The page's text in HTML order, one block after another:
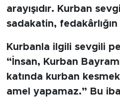
arayışıdır. Kurban
sadakatin,
Kurbanla ilgili sevgili
“İnsan, Kurban
katında kurban
amel yapamaz.” Bu